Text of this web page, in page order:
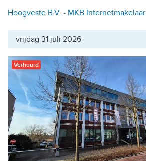
Hoogveste B.V. - MKB Internetmakelaar
vrijdag 31 juli 2026
Verhuurd